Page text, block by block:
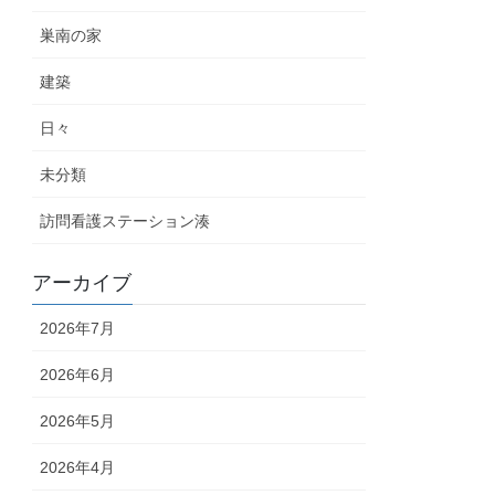
巣南の家
建築
日々
未分類
訪問看護ステーション湊
アーカイブ
2026年7月
2026年6月
2026年5月
2026年4月